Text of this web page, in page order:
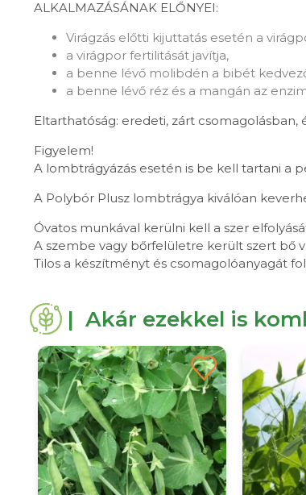
ALKALMAZÁSÁNAK ELŐNYEI:
Virágzás előtti kijuttatás esetén a
a virágpor fertilitását javítja,
a benne lévő molibdén a bibét
a benne lévő réz és a mangán az
Eltarthatóság: eredeti, zárt
Figyelem!
A lombtrágyázás esetén is be kell tartani a
A Polybór Plusz lombtrágya kiválóan
Óvatos munkával kerülni kell a szer
A szembe vagy bőrfelületre került szert bő
Tilos a készítményt és csomagolóanyagát
| Akár ezekkel is